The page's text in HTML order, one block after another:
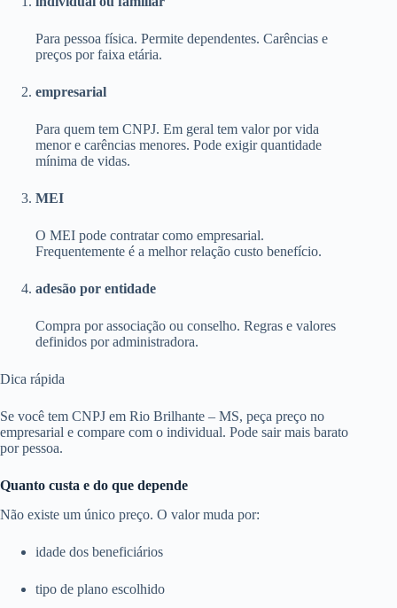
Para pessoa física. Permite dependentes. Carências e
preços por faixa etária.
empresarial
Para quem tem CNPJ. Em geral tem valor por vida
menor e carências menores. Pode exigir quantidade
mínima de vidas.
MEI
O MEI pode contratar como empresarial.
Frequentemente é a melhor relação custo benefício.
adesão por entidade
Compra por associação ou conselho. Regras e valores
definidos por administradora.
Dica rápida
Se você tem CNPJ em Rio Brilhante – MS, peça preço no
empresarial e compare com o individual. Pode sair mais barato
por pessoa.
Quanto custa e do que depende
Não existe um único preço. O valor muda por:
idade dos beneficiários
tipo de plano escolhido